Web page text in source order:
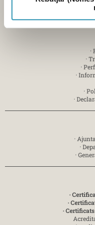
·
·
·
·
·
·
·
·
·
·
·
·